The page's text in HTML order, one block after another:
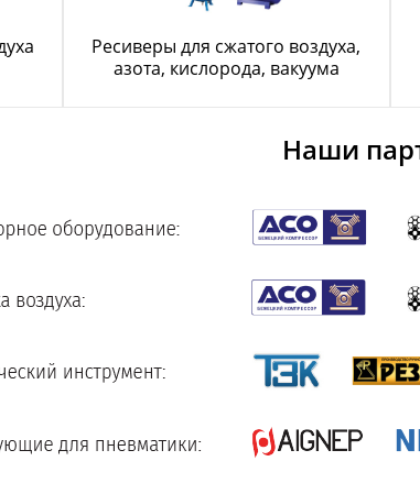
Ресиверы для сжатого воздуха,
азота, кислорода, вакуума
Наши